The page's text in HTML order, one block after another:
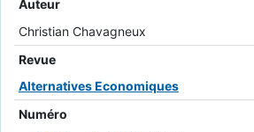
Auteur
Christian Chavagneux
Revue
Alternatives Economiques
Numéro